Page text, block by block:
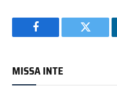
Facebook Twitter
MISSA INTE